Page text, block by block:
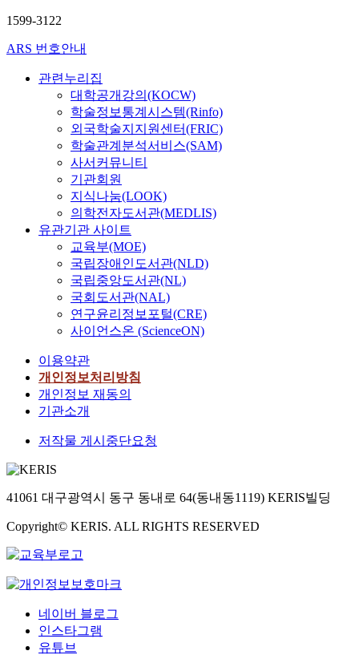
1599-3122
ARS 번호안내
관련누리집
대학공개강의(KOCW)
학술정보통계시스템(Rinfo)
외국학술지지원센터(FRIC)
학술관계분석서비스(SAM)
사서커뮤니티
기관회원
지식나눔(LOOK)
의학전자도서관(MEDLIS)
유관기관 사이트
교육부(MOE)
국립장애인도서관(NLD)
국립중앙도서관(NL)
국회도서관(NAL)
연구윤리정보포털(CRE)
사이언스온 (ScienceON)
이용약관
개인정보처리방침
개인정보 재동의
기관소개
저작물 게시중단요청
41061 대구광역시 동구 동내로 64(동내동1119) KERIS빌딩
Copyright© KERIS. ALL RIGHTS RESERVED
네이버 블로그
인스타그램
유튜브